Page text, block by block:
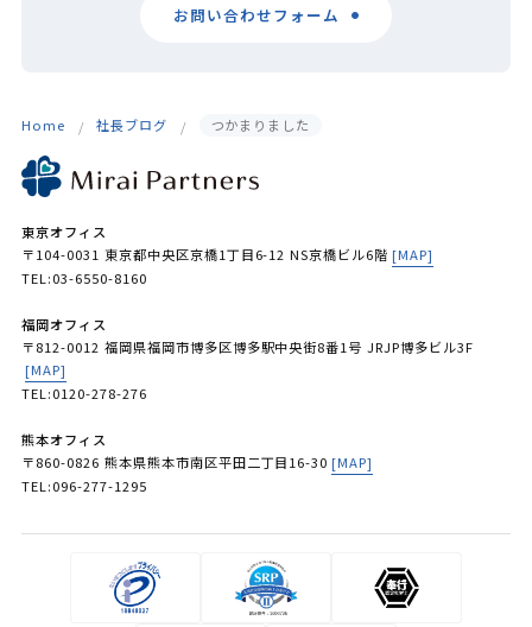
お問い合わせフォーム
Home 社長ブログ つかまりました
東京オフィス
〒104-0031 東京都中央区京橋1丁目6-12 NS京橋ビル6階 [MAP]
TEL:03-6550-8160
福岡オフィス
〒812-0012 福岡県福岡市博多区博多駅中央街8番1号 JRJP博多ビル3F
[MAP]
TEL:0120-278-276
熊本オフィス
〒860-0826 熊本県熊本市南区平田二丁目16-30 [MAP]
TEL:096-277-1295